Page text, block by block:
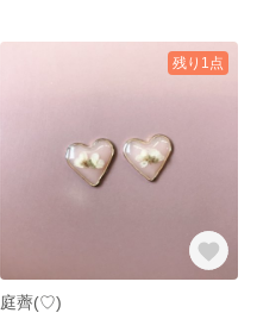
残り1点
庭薺(♡)